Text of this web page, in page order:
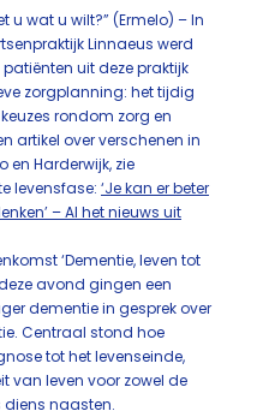
u wat u wilt?” (Ermelo) – In
Linnaeus werd
uit deze praktijk
zorgplanning: het tijdig
rondom zorg en
artikel over verschenen in
en Harderwijk, zie
levensfase: ‘Je kan er beter
– Al het nieuws uit
‘Dementie, leven tot
avond gingen een
dementie in gesprek over
Centraal stond hoe
tot het levenseinde,
van leven voor zowel de
diens naasten.